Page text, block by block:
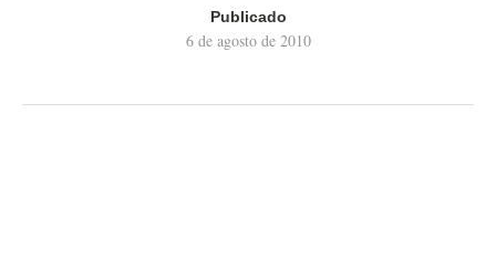
Publicado
6 de agosto de 2010